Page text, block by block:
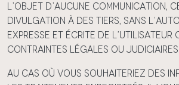
l’objet d’aucune communication,
divulgation à des tiers, sans
expresse et écrite de l’utilisateur
contraintes légales ou judiciaires.
Au cas où vous souhaiteriez des